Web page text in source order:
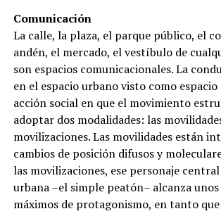
Comunicación
La calle, la plaza, el parque público, el
andén, el mercado, el vestíbulo de
son espacios comunicacionales. La
en el espacio urbano visto como
acción social en que el movimiento
adoptar dos modalidades: las
movilizaciones. Las movilidades están
cambios de posición difusos y
las movilizaciones, ese personaje
urbana –el simple peatón– alcanza
máximos de protagonismo, en tanto